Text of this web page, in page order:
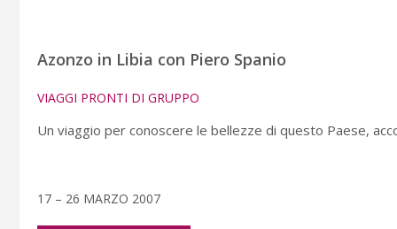
Azonzo in Libia con Piero Spanio
VIAGGI PRONTI DI GRUPPO
Un viaggio per conoscere le bellezze di questo Paese,
17 – 26 MARZO 2007